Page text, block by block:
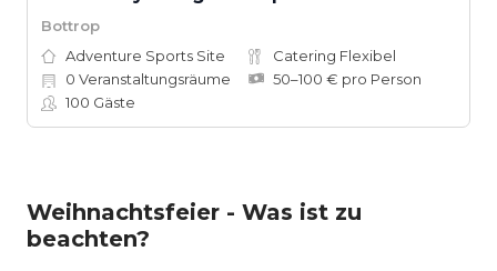
Bottrop
Adventure Sports Site
Catering Flexibel
0 Veranstaltungsräume
50–100 € pro Person
100 Gäste
Weihnachtsfeier - Was ist zu
beachten?